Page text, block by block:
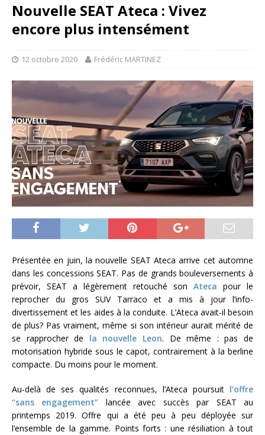
Nouvelle SEAT Ateca : Vivez
encore plus intensément
12 octobre 2020 Frédéric MARTINEZ
Présentée en juin, la nouvelle SEAT Ateca arrive cet automne
dans les concessions SEAT. Pas de grands bouleversements à
prévoir, SEAT a légèrement retouché son Ateca pour le
reprocher du gros SUV Tarraco et a mis à jour l’info-
divertissement et les aides à la conduite. L’Ateca avait-il besoin
de plus? Pas vraiment, même si son intérieur aurait mérité de
se rapprocher de la nouvelle Leon. De même : pas de
motorisation hybride sous le capot, contrairement à la berline
compacte. Du moins pour le moment.
Au-delà de ses qualités reconnues, l’Ateca poursuit l’offre
“sans engagement” lancée avec succès par SEAT au
printemps 2019. Offre qui a été peu à peu déployée sur
l’ensemble de la gamme. Points forts : une résiliation à tout